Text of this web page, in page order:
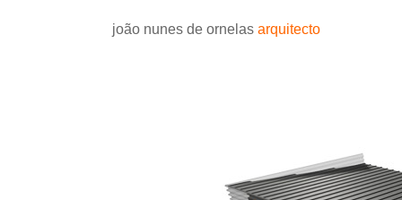
joão nunes de ornelas arquitecto